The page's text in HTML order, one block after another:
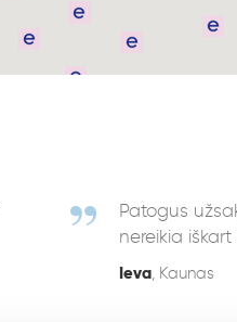
Patogus
nereikia iškart
Ieva, Kaunas